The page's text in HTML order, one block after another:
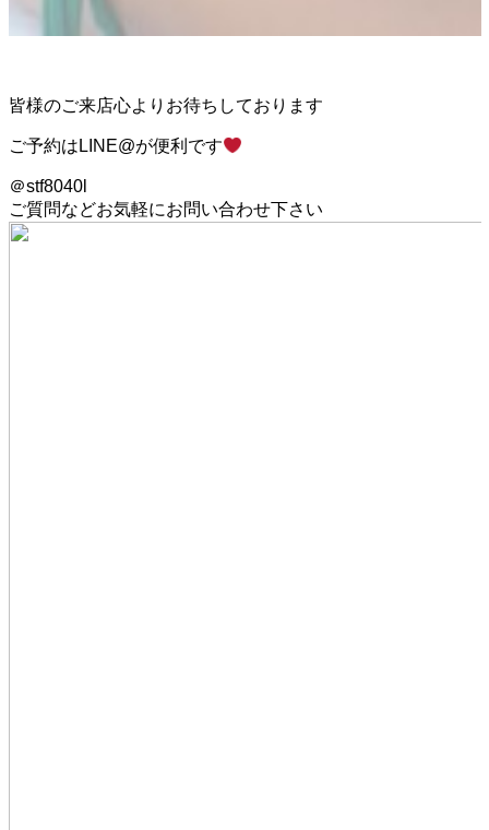
皆様のご来店心よりお待ちしております
ご予約はLINE@が便利です
＠stf8040l
ご質問などお気軽にお問い合わせ下さい